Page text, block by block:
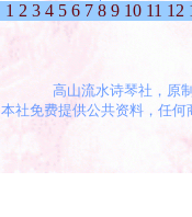
1 2 3 4 5 6 7 8 9 10 11 12
高山流水诗琴社，原
本社免费提供公共资料，任何